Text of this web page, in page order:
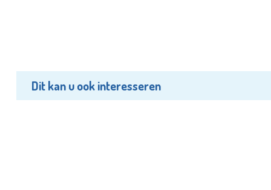
Dit kan u ook interesseren